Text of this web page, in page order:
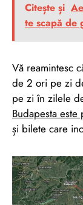
Citește și
te scapă de
Vă reamintesc
de 2 ori pe zi
pe zi în zilele
Budapesta
și bilete care